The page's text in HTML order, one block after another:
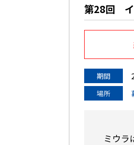
第28回 イ
期間
場所
ミウラ